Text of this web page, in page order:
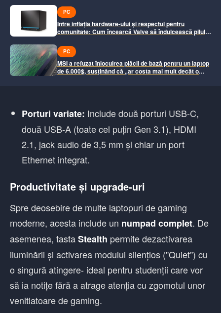
PC
Între inflația hardware-ului și respectul pentru
comunitate: Cum încearcă Valve să îndulcească pilula
PC
MSI a refuzat înlocuirea plăcii de bază pentru un laptop
de 6.000$, susținând că „ar costa mai mult decât o
Porturi variate: Include două porturi USB-C,
două USB-A (toate cel puțin Gen 3.1), HDMI
2.1, jack audio de 3,5 mm și chiar un port
Ethernet integrat.
Productivitate și upgrade-uri
Spre deosebire de multe laptopuri de gaming
moderne, acesta include un numpad complet. De
asemenea, tastaStealth permite dezactivarea
iluminării și activarea modului silențios ("Quiet") cu
o singură atingere- ideal pentru studenții care vor
să ia notițe fără a atrage atenția cu zgomotul unor
venitlatoare de gaming.